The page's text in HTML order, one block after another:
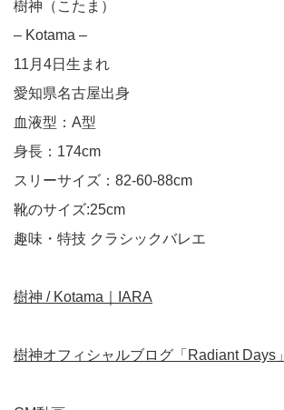
樹神（こたま）
– Kotama –
11月4日生まれ
愛知県名古屋出身
血液型：A型
身長：174cm
スリーサイズ：82-60-88cm
靴のサイズ:25cm
趣味・特技 クラシックバレエ
樹神 / Kotama｜IARA
樹神オフィシャルブログ「Radiant Days」